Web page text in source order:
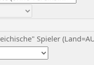
Spieler